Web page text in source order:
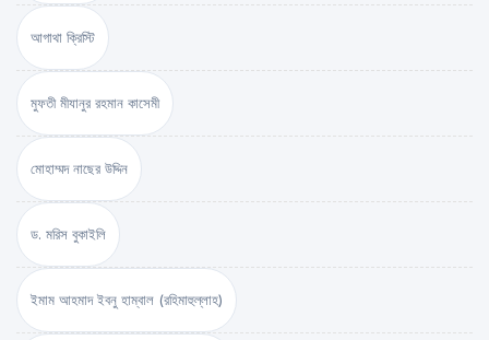
আগাথা ক্রিস্টি
মুফতী মীযানুর রহমান কাসেমী
মোহাম্মদ নাছের উদ্দিন
ড. মরিস বুকাইলি
ইমাম আহমাদ ইবনু হাম্বাল (রহিমাহুল্লাহ)